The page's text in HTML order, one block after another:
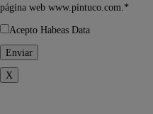
página web www.pintuco.com.*
Acepto Habeas Data
X